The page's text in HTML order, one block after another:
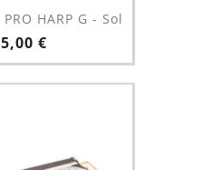
HARP G - Sol
€